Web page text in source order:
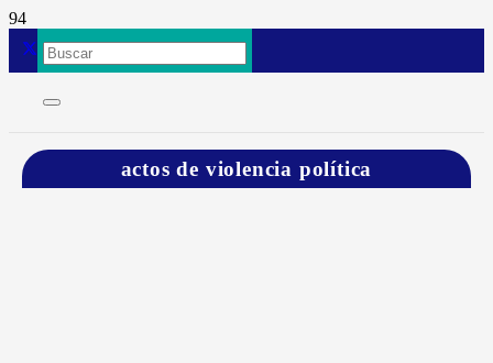
actos de violencia política